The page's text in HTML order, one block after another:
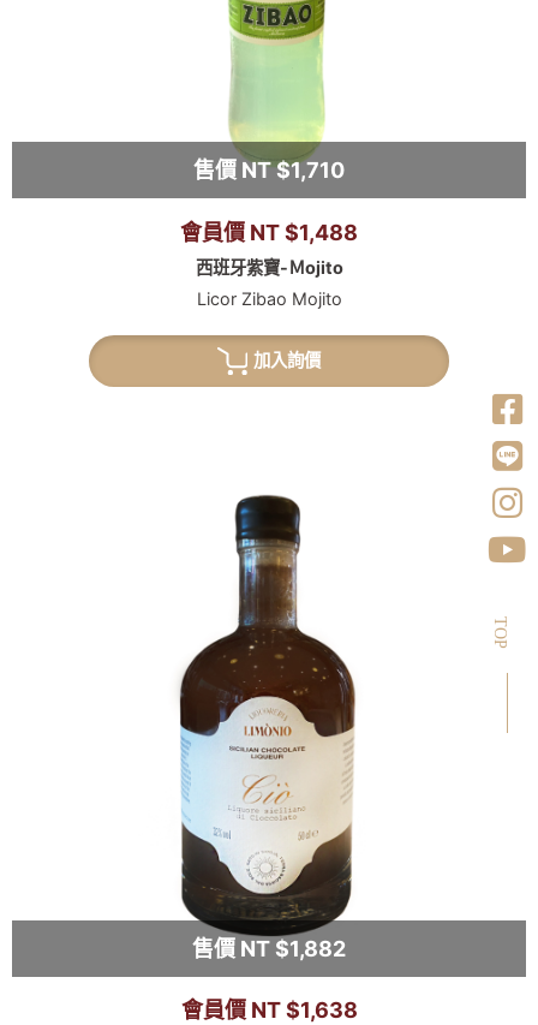
售價 NT $1,710
會員價 NT $1,488
西班牙紫寶-Ｍojito
Licor Zibao Mojito
加入詢價
售價 NT $1,882
會員價 NT $1,638
TOP